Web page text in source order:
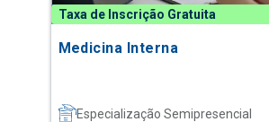
Taxa de Inscrição Gratuita
Medicina Interna
Especialização Semipresencial